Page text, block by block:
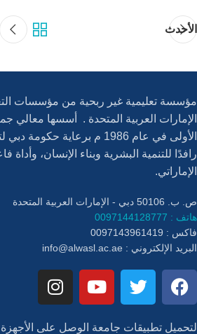
الأحدث
مؤسسة تعليمية غير ربحية من مؤسسات
الإمارات العربية المتحدة . أسسها معالي
الأولى في عام 1986 م برعاية
رافدًا للتنمية البشرية وبناء الإنسان،
الإماراتي.
ص. ب. 50106 دبي - الإمارات العربية المتحدة
هاتف : 0097144128777
فاكس : 0097143961419
البريد الإلكتروني : info@alwasl.ac.ae
لتحميل تطبيقات جامعة الوصل على الأجهزة